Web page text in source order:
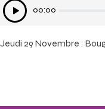
00:00
Jeudi 29 Novembre :